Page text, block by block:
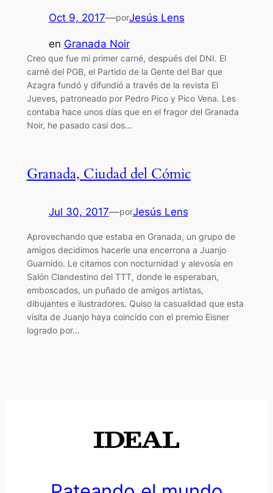
Oct 9, 2017—porJesús Lens
en Granada Noir
Creo que fue mi primer carné, después del DNI. El
carné del PGB, el Partido de la Gente del Bar que
Azagra fundó y difundió a través de la revista El
Jueves, patroneado por Pedro Pico y Pico Vena. Les
contaba hace unos días que en el fragor del Granada
Noir, he pasado casi dos…
Granada, Ciudad del Cómic
Jul 30, 2017—porJesús Lens
Aprovechando que estaba en Granada, un grupo de
amigos decidimos hacerle una encerrona a Juanjo
Guarnido. Le citamos con nocturnidad y alevosía en
Salón Clandestino del TTT, donde le esperaban,
emboscados, un puñado de amigos artistas,
dibujantes e ilustradores. Quiso la casualidad que esta
visita de Juanjo haya coincido con el premio Eisner
logrado por…